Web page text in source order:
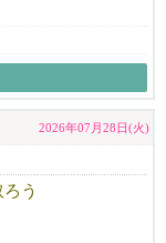
2026年07月28日(火)
う